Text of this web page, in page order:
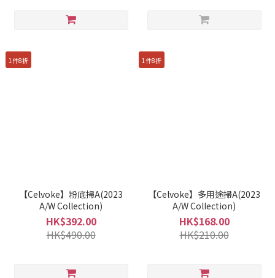
1件8折
【Celvoke】粉底掃A(2023
A/W Collection)
HK$392.00
HK$490.00
1件8折
【Celvoke】多用途掃A(2023
A/W Collection)
HK$168.00
HK$210.00